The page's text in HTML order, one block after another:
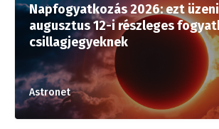
Napfogyatkozás 2026: ezt
augusztus 12-i részleges
csillagjegyeknek
Astronet